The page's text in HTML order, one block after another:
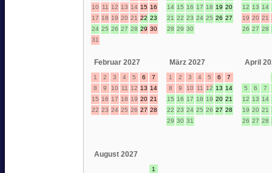
10
11 12 13 14 15 16
17 18 19 20 21 22 23
24 25 26 27 28 29 30
31
14 15 16 17 18 19 20
21 22 23 24 25 26 27
28 29 30
12 13 14
19 20 21
26 27 28
Februar 2027
1 2 3 4 5 6
7
8
9 10 11 12 13 14
15 16 17 18 19 20 21
22 23 24 25 26 27 28
März 2027
1 2 3 4 5 6
7
8
9 10 11 12 13 14
15 16 17 18 19 20 21
22 23 24 25 26 27 28
29 30 31
April
5 6
7
12 13 14
19 20 21
26 27 28
August 2027
1